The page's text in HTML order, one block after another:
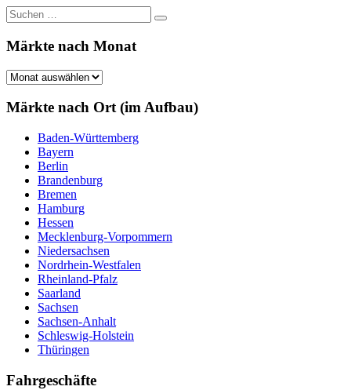
Suchen
nach:
Suchen
Märkte nach Monat
Märkte
Monat
Märkte nach Ort (im Aufbau)
Baden-Württemberg
Bayern
Berlin
Brandenburg
Bremen
Hamburg
Hessen
Mecklenburg-Vorpommern
Niedersachsen
Nordrhein-Westfalen
Rheinland-Pfalz
Saarland
Sachsen
Sachsen-Anhalt
Schleswig-Holstein
Thüringen
Fahrgeschäfte